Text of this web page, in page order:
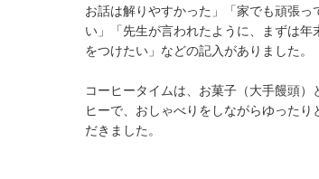
お話は解りやすかった」「家でも頑張っ
い」「先生が言われたように、まずは年
をつけたい」などの記入がありました。
コーヒータイムは、お菓子（大手饅頭）
ヒーで、おしゃべりをしながらゆったり
だきました。